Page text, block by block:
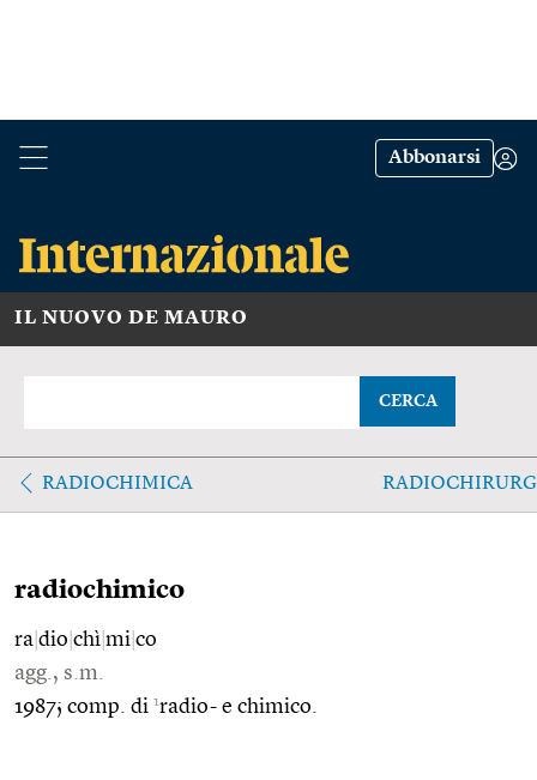
Abbonarsi
IL NUOVO DE MAURO
CERCA
RADIOCHIMICA
radiochimico
ra dio chì mi co
agg., s.m.
1987; comp. di 1radio- e chimico.